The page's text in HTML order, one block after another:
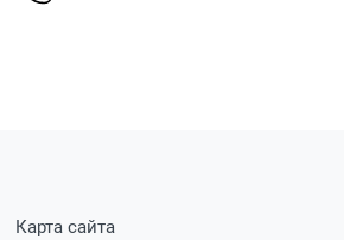
Карта сайта